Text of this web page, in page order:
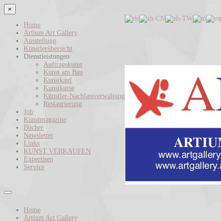
×
Home
Artium Art Gallery
Ausstellung
Künstlerübersicht
Dienstleistungen
Auftragskunst
Kunst am Bau
Kunstkauf
Kunstkurse
Künstler-Nachlassverwaltung
Restaurierung
Job
Kunstmagazine
Bücher
Newsletter
Links
KUNST VERKAUFEN
Expertisen
Service
Home
Artium Art Gallery